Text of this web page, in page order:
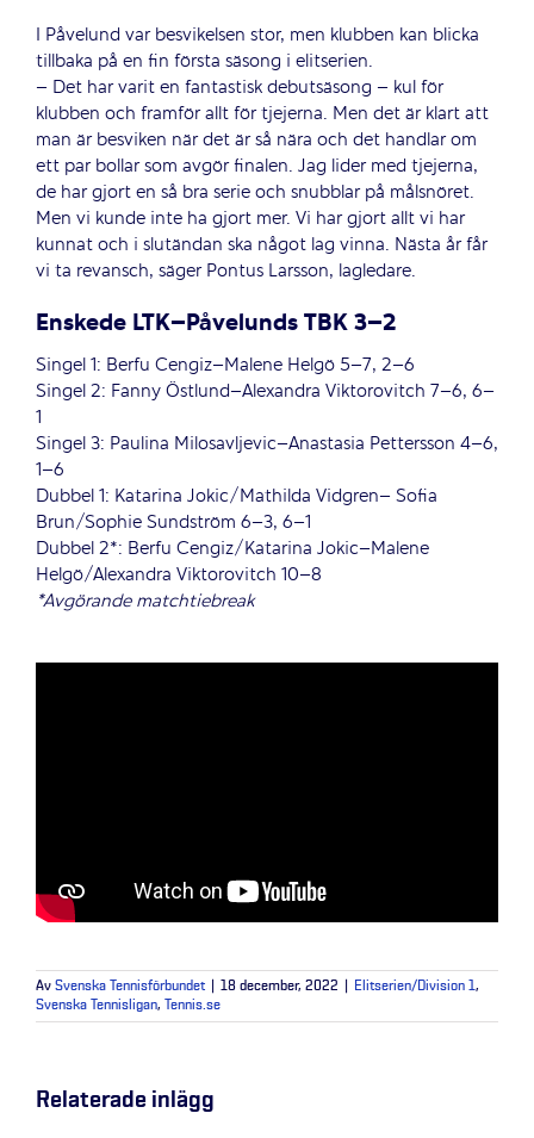
I Påvelund var besvikelsen stor, men klubben kan blicka
tillbaka på en fin första säsong i elitserien.
– Det har varit en fantastisk debutsäsong – kul för
klubben och framför allt för tjejerna. Men det är klart att
man är besviken när det är så nära och det handlar om
ett par bollar som avgör finalen. Jag lider med tjejerna,
de har gjort en så bra serie och snubblar på målsnöret.
Men vi kunde inte ha gjort mer. Vi har gjort allt vi har
kunnat och i slutändan ska något lag vinna. Nästa år får
vi ta revansch, säger Pontus Larsson, lagledare.
Enskede LTK–Påvelunds TBK 3–2
Singel 1: Berfu Cengiz–Malene Helgö 5–7, 2–6
Singel 2: Fanny Östlund–Alexandra Viktorovitch 7–6, 6–
1
Singel 3: Paulina Milosavljevic–Anastasia Pettersson 4–6,
1–6
Dubbel 1: Katarina Jokic/Mathilda Vidgren– Sofia
Brun/Sophie Sundström 6–3, 6–1
Dubbel 2*: Berfu Cengiz/Katarina Jokic–Malene
Helgö/Alexandra Viktorovitch 10–8
*Avgörande matchtiebreak
Av Svenska Tennisförbundet 18 december, 2022 Elitserien/Division 1,
Svenska Tennisligan, Tennis.se
Relaterade inlägg